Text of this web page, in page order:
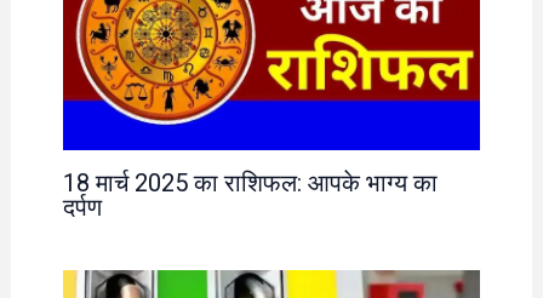
18 मार्च 2025 का राशिफल: आपके भाग्य का
दर्पण